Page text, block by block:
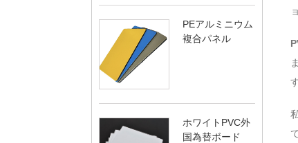
PEアルミニウム
複合パネル
ホワイトPVC外
国為替ボード